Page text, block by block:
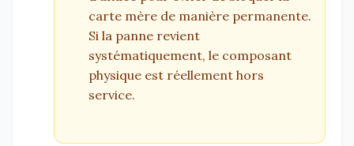
carte mère de manière permanente.
Si la panne revient
systématiquement, le composant
physique est réellement hors
service.